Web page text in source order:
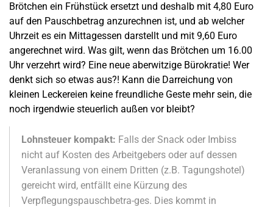
Brötchen ein Frühstück ersetzt und deshalb mit 4,80 Euro
auf den Pauschbetrag anzurechnen ist, und ab welcher
Uhrzeit es ein Mittagessen darstellt und mit 9,60 Euro
angerechnet wird. Was gilt, wenn das Brötchen um 16.00
Uhr verzehrt wird? Eine neue aberwitzige Bürokratie! Wer
denkt sich so etwas aus?! Kann die Darreichung von
kleinen Leckereien keine freundliche Geste mehr sein, die
noch irgendwie steuerlich außen vor bleibt?
Lohnsteuer kompakt: Falls der Snack oder Imbiss
nicht auf Kosten des Arbeitgebers oder auf dessen
Veranlassung von einem Dritten (z.B. Tagungshotel)
gereicht wird, entfällt eine Kürzung des
Verpflegungspauschbetra-ges. Dies kommt in